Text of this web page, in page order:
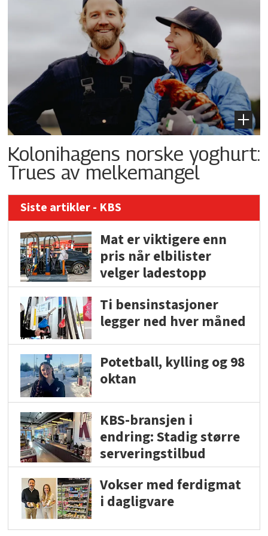
Kolonihagens norske yoghurt:
Trues av melkemangel
Siste artikler - KBS
Mat er viktigere enn
pris når elbilister
velger ladestopp
Ti bensinstasjoner
legger ned hver måned
Potetball, kylling og 98
oktan
KBS-bransjen i
endring: Stadig større
serveringstilbud
Vokser med ferdigmat
i dagligvare